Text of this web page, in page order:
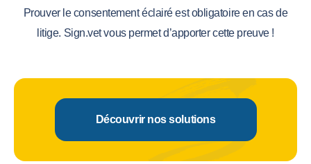
Prouver le consentement éclairé est obligatoire en cas de
litige. Sign.vet vous permet d’apporter cette preuve !
Découvrir nos solutions